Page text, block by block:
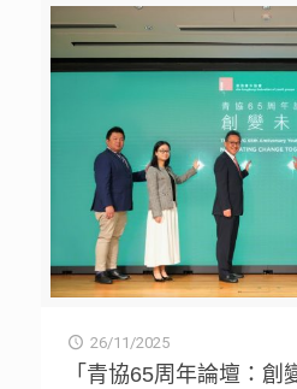
26/11/2025
「青協65周年論壇：創